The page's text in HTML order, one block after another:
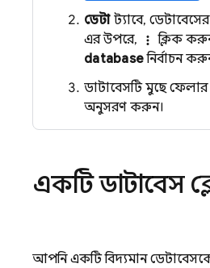
ডেটাট্যাবে,
এর উপরে,
more_vert ক্লিক
databaseনির্বাচন
ডাটাবেসটি মুছে ফেলার
অনুসরণ করুন।
একটি ডাটাবেস
আপনি একটি বিদ্যমান ডেটাবেসকে